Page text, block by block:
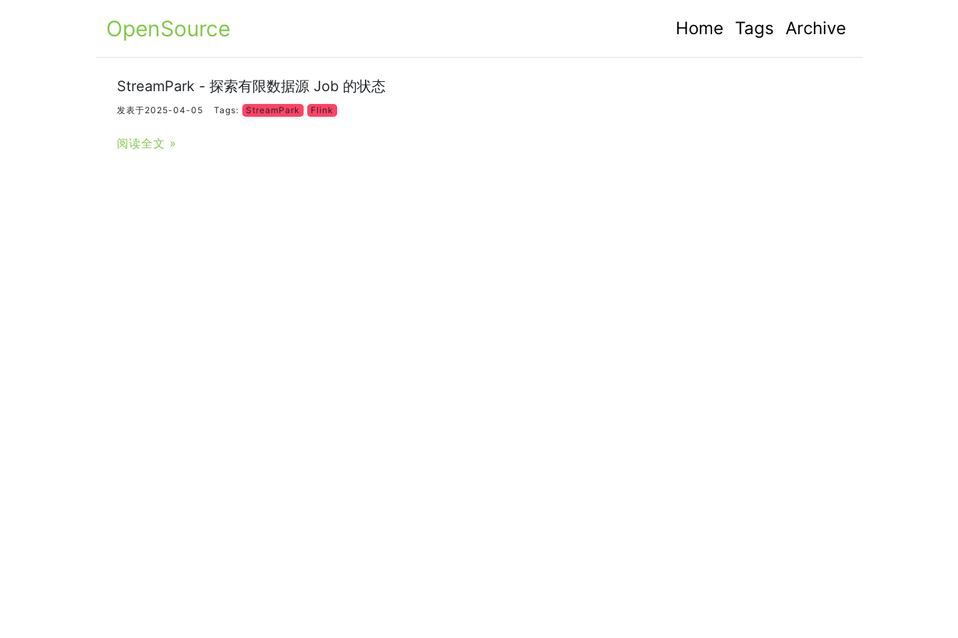
OpenSource Home Tags Archive
StreamPark - 探索有限数据源 Job 的状态
发表于2025-04-05 Tags: StreamPark Flink
阅读全文 »